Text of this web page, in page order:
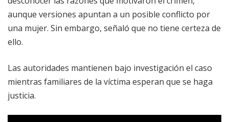
aunque versiones apuntan a un posible conflicto por
una mujer. Sin embargo, señaló que no tiene certeza de
ello.
Las autoridades mantienen bajo investigación el caso
mientras familiares de la víctima esperan que se haga
justicia.